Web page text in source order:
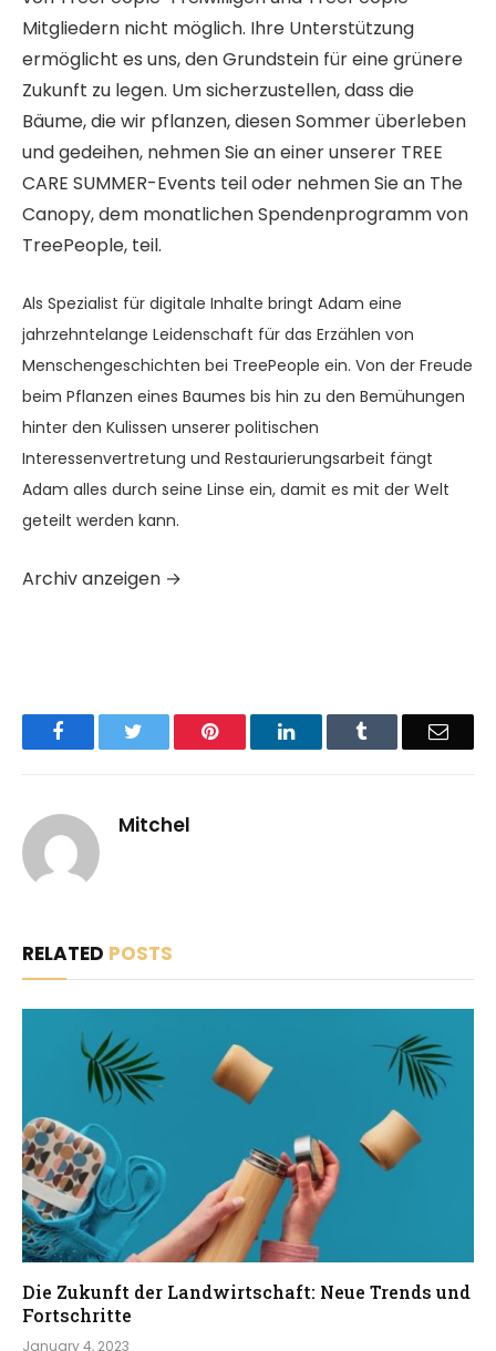
Mitgliedern nicht möglich. Ihre Unterstützung
ermöglicht es uns, den Grundstein für eine grünere
Zukunft zu legen. Um sicherzustellen, dass die
Bäume, die wir pflanzen, diesen Sommer überleben
und gedeihen, nehmen Sie an einer unserer TREE
CARE SUMMER-Events teil oder nehmen Sie an The
Canopy, dem monatlichen Spendenprogramm von
TreePeople, teil.
Als Spezialist für digitale Inhalte bringt Adam eine
jahrzehntelange Leidenschaft für das Erzählen von
Menschengeschichten bei TreePeople ein. Von der Freude
beim Pflanzen eines Baumes bis hin zu den Bemühungen
hinter den Kulissen unserer politischen
Interessenvertretung und Restaurierungsarbeit fängt
Adam alles durch seine Linse ein, damit es mit der Welt
geteilt werden kann.
Archiv anzeigen →
Facebook Pinterest LinkedIn Email
Mitchel
RELATED POSTS
Die Zukunft der Landwirtschaft: Neue Trends und
Fortschritte
January 4, 2023